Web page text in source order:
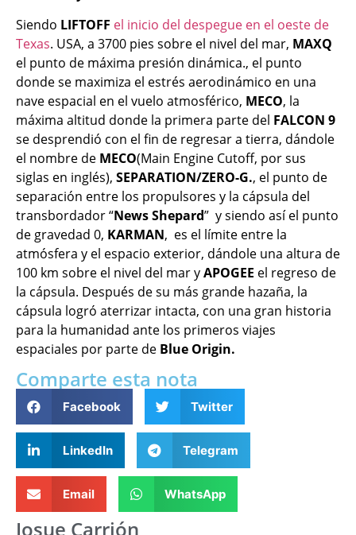
Siendo LIFTOFF el inicio del despegue en el oeste de
Texas. USA, a 3700 pies sobre el nivel del mar, MAXQ
el punto de máxima presión dinámica., el punto
donde se maximiza el estrés aerodinámico en una
nave espacial en el vuelo atmosférico, MECO, la
máxima altitud donde la primera parte del FALCON 9
se desprendió con el fin de regresar a tierra, dándole
el nombre de MECO(Main Engine Cutoff, por sus
siglas en inglés), SEPARATION/ZERO-G., el punto de
separación entre los propulsores y la cápsula del
transbordador “News Shepard” y siendo así el punto
de gravedad 0, KARMAN, es el límite entre la
atmósfera y el espacio exterior, dándole una altura de
100 km sobre el nivel del mar yAPOGEE el regreso de
la cápsula. Después de su más grande hazaña, la
cápsula logró aterrizar intacta, con una gran historia
para la humanidad ante los primeros viajes
espaciales por parte de Blue Origin.
Comparte esta nota
Facebook Twitter
LinkedIn Telegram
Email WhatsApp
Josue Carrión